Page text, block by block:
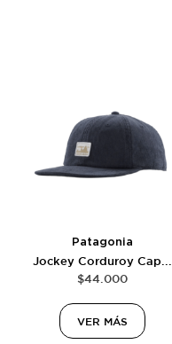
Patagonia
Jockey Corduroy Cap...
$44.000
VER MÁS